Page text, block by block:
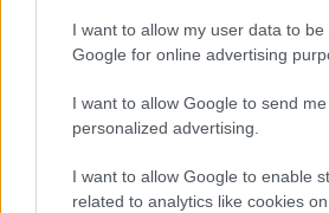
I want to allow my user data to be
Google for online advertising
I want to allow Google to send me
personalized advertising.
I want to allow Google to enable
related to analytics like cookies
Már a starttól fogva követem a
megtisztelő, hogy tavaly engem is
bár nem jutottam el a vezetésig.”
SOURCE
Extreme E
Hedda Hosas Klara Andersson